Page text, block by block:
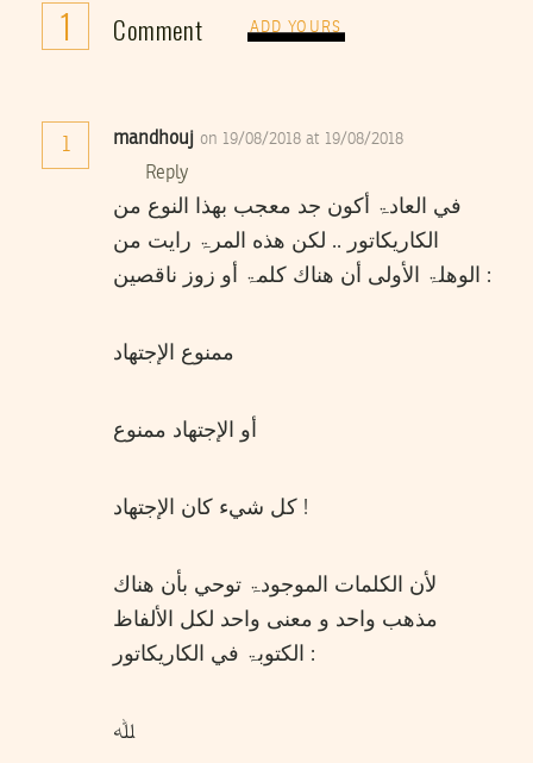
1 Comment ADD YOURS
1 mandhouj on 19/08/2018 at 19/08/2018
Reply
في العادۃ أكون جد معجب بهذا النوع من
الكاريكاتور .. لكن هذه المرۃ رايت من
الوهلۃ الأولی أن هناك كلمۃ أو زوز ناقصين :
ممنوع الإجتهاد
أو الإجتهاد ممنوع
كل شيء كان الإجتهاد !
لأن الكلمات الموجودۃ توحي بأن هناك
مذهب واحد و معنی واحد لكل الألفاظ
الكتوبۃ في الكاريكاتور :
ﷲ